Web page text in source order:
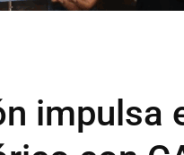
impulsa